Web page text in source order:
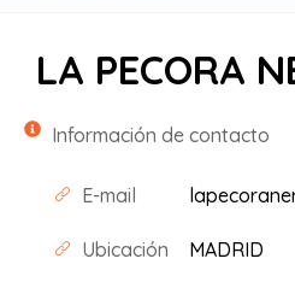
LA PECORA
Información de contacto
E-mail
Ubicación MADRID